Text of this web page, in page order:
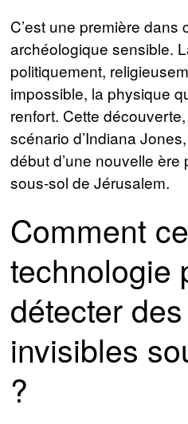
C’est une première dans
archéologique sensible.
politiquement,
impossible, la physique
renfort. Cette
scénario d’Indiana
début d’une nouvelle ère
sous-sol de Jérusalem.
Comment
technologie
détecter
invisibles
?